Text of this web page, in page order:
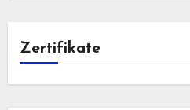
Zertifikate